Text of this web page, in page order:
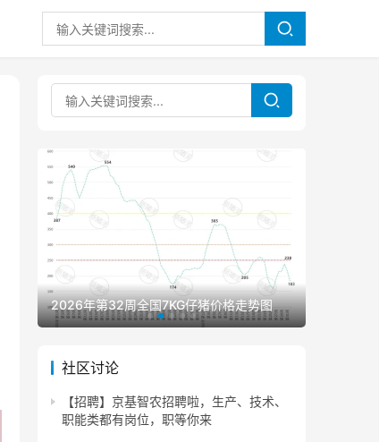
2026年第32周全国7KG仔猪价格走势图
社区讨论
【招聘】京基智农招聘啦，生产、技术、
职能类都有岗位，职等你来